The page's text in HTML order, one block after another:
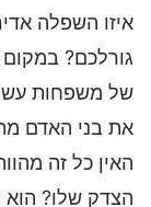
איזו השפלה
גורלכם? במקום
של משפחות
את בני האדם
האין כל זה
הצדק שלו? הוא